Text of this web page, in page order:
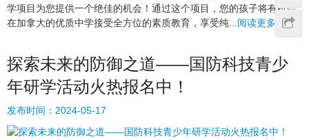
学项目为您提供一个绝佳的机会！通过这个项目，您的孩子将有机会
在加拿大的优质中学接受全方位的素质教育，享受纯... 阅读更多»
探索未来的防御之道——国防科技青少
年研学活动火热报名中！
发布时间： 2024-05-17